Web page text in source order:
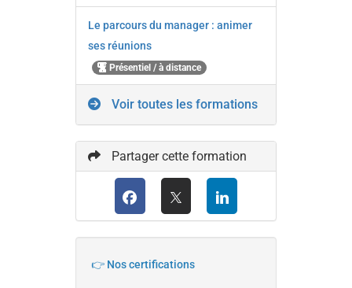
Le parcours du manager : animer
ses réunions
Présentiel / à distance
Voir toutes les formations
Partager cette formation
👉 Nos certifications